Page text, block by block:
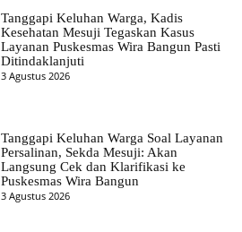
Tanggapi Keluhan Warga, Kadis
Kesehatan Mesuji Tegaskan Kasus
Layanan Puskesmas Wira Bangun Pasti
Ditindaklanjuti
3 Agustus 2026
Tanggapi Keluhan Warga Soal Layanan
Persalinan, Sekda Mesuji: Akan
Langsung Cek dan Klarifikasi ke
Puskesmas Wira Bangun
3 Agustus 2026